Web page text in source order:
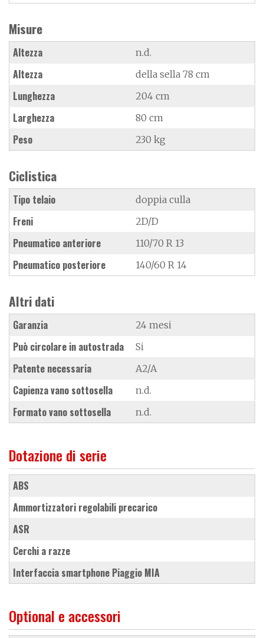
Misure
Altezza n.d.
Altezza della sella 78 cm
Lunghezza 204 cm
Larghezza 80 cm
Peso 230 kg
Ciclistica
Tipo telaio doppia culla
Freni 2D/D
Pneumatico anteriore 110/70 R 13
Pneumatico posteriore 140/60 R 14
Altri dati
Garanzia 24 mesi
Può circolare in autostrada Si
Patente necessaria A2/A
Capienza vano sottosella n.d.
Formato vano sottosella n.d.
Dotazione di serie
ABS
ammortizzatori regolabili precarico
ASR
cerchi a razze
interfaccia smartphone Piaggio MIA
Optional e accessori